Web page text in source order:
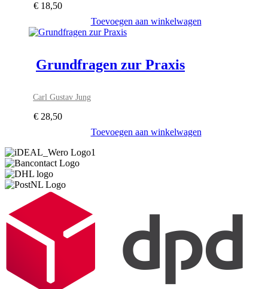
€ 18,50
Toevoegen aan winkelwagen
Grundfragen zur Praxis
Carl Gustav Jung
€ 28,50
Toevoegen aan winkelwagen